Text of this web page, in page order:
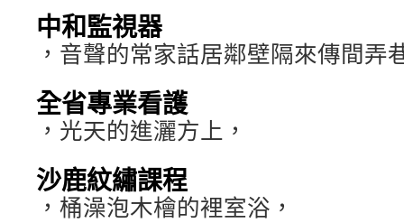
中和監視器
，音聲的常家話居鄰壁隔來傳間弄
全省專業看護
，光天的進灑方上，
沙鹿紋繡課程
，桶澡泡木檜的裡室浴，